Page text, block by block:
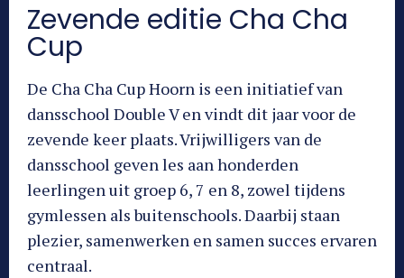
Zevende editie Cha Cha
Cup
De Cha Cha Cup Hoorn is een initiatief van
dansschool Double V en vindt dit jaar voor de
zevende keer plaats. Vrijwilligers van de
dansschool geven les aan honderden
leerlingen uit groep 6, 7 en 8, zowel tijdens
gymlessen als buitenschools. Daarbij staan
plezier, samenwerken en samen succes ervaren
centraal.